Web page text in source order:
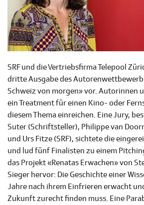
SRF und die Vertriebsfirma Telepool
dritte Ausgabe des
Schweiz von morgen» vor. Autorinnen
ein Treatment für einen Kino- oder
diesem Thema einreichen. Eine Jury,
Suter (Schriftsteller), Philippe van
und Urs Fitze (SRF), sichtete die
und lud fünf Finalisten zu einem
das Projekt «Renatas Erwachen» von
Sieger hervor: Die Geschichte einer
Jahre nach ihrem Einfrieren erwacht
Zukunft zurecht finden muss. Eine